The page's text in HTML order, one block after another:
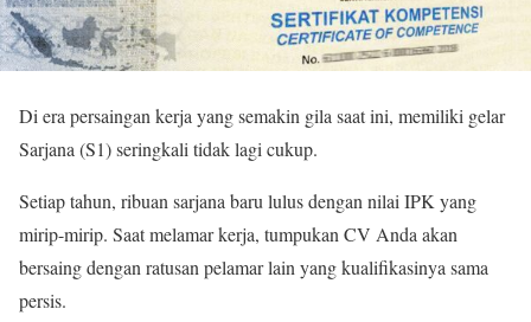
Di era persaingan kerja yang semakin gila saat ini, memiliki gelar
Sarjana (S1) seringkali tidak lagi cukup.
Setiap tahun, ribuan sarjana baru lulus dengan nilai IPK yang
mirip-mirip. Saat melamar kerja, tumpukan CV Anda akan
bersaing dengan ratusan pelamar lain yang kualifikasinya sama
persis.